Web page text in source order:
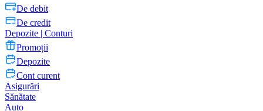
De debit
De credit
Depozite | Conturi
Promoții
Depozite
Cont curent
Asigurări
Sănătate
Auto